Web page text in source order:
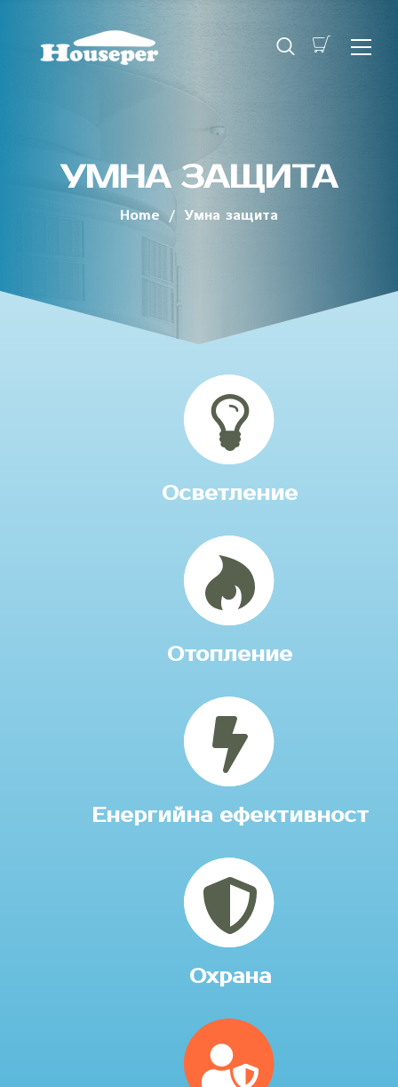
УМНА ЗАЩИТА
Home / Умна защита
Осветление
Отопление
Енергийна ефективност
Охрана